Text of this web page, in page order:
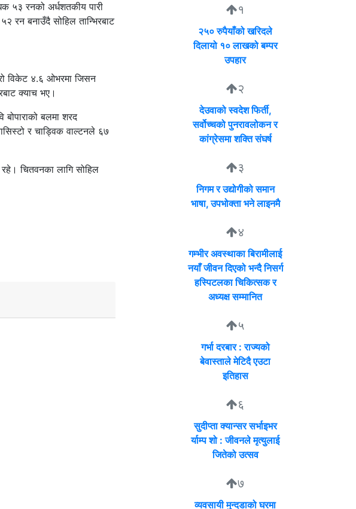
५३ रनको अर्धशतकीय पारी
रन बनाउँदै सोहिल तान्भिरबाट
विकेट ४.६ ओभरमा जिसन
क्याच भए।
बलमा शरद
र चाड्विक वाल्टनले ६७
चितवनका लागि सोहिल
१
२५० रुपैयाँको खरिदले
दिलायो १० लाखको बम्पर
उपहार
२
देउवाको स्वदेश फिर्ती,
सर्वोच्चको पुनरावलोकन र
कांग्रेसमा शक्ति संघर्ष
३
निगम र उद्योगीको समान
भाषा, उपभोक्ता भने लाइनमै
४
गम्भीर अवस्थाका बिरामीलाई
नयाँ जीवन दिएको भन्दै निसर्ग
हस्पिटलका चिकित्सक र
अध्यक्ष सम्मानित
५
गर्भा दरबार : राज्यको
बेवास्ताले मेटिदै एउटा
इतिहास
६
सुदीप्ता क्यान्सर सर्भाइभर
र्याम्प शो : जीवनले मृत्युलाई
जितेको उत्सव
७
व्यवसायी मुन्दडाको घरमा